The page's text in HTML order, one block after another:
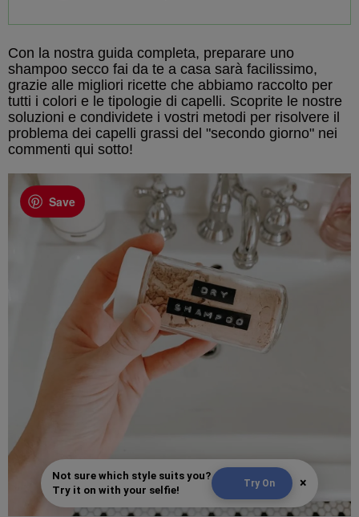
Con la nostra guida completa, preparare uno
shampoo secco fai da te a casa sarà facilissimo,
grazie alle migliori ricette che abbiamo raccolto per
tutti i colori e le tipologie di capelli. Scoprite le nostre
soluzioni e condividete i vostri metodi per risolvere il
problema dei capelli grassi del "secondo giorno" nei
commenti qui sotto!
Save
Not sure which style suits you?
Try it on with your selfie!
Try On ×